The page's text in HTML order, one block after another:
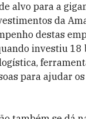
alvo para a
da
destas
investiu 18
para ajudar